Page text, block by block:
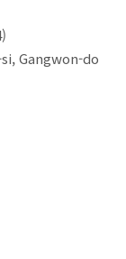
Gangwon-do